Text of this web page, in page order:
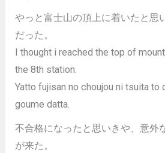
やっと富士山の頂上に着いたと思
だった。
I thought i reached the top of
the 8th station.
Yatto fujisan no choujou ni tsuita to
goume datta.
不合格になったと思いきや、意外
が来た。